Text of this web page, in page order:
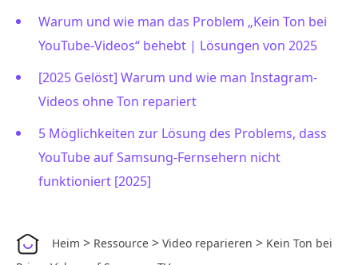
Warum und wie man das Problem „Kein Ton bei
YouTube-Videos“ behebt | Lösungen von 2025
[2025 Gelöst] Warum und wie man Instagram-
Videos ohne Ton repariert
5 Möglichkeiten zur Lösung des Problems, dass
YouTube auf Samsung-Fernsehern nicht
funktioniert [2025]
Heim > Ressource > Video reparieren > Kein Ton bei